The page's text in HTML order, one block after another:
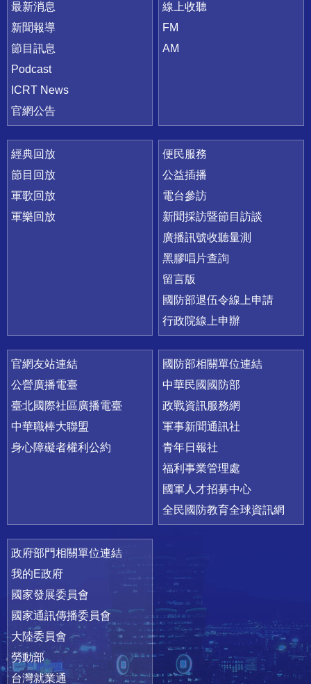
最新消息
新聞報導
節目訊息
Podcast
ICRT News
官網公告
線上收聽
FM
AM
經典回放
節目回放
軍歌回放
軍樂回放
便民服務
公益插播
電台參訪
新聞採訪暨節目訪談
廣播訊號收聽量測
黑膠唱片查詢
留言版
國防部退伍令線上申請
行政院線上申辦
官網友站連結
公營廣播電臺
臺北國際社區廣播電臺
中華職棒大聯盟
身心障礙者權利公約
國防部相關單位連結
中華民國國防部
政戰資訊服務網
軍事新聞通訊社
青年日報社
福利事業管理處
國軍人才招募中心
全民國防教育全球資訊網
政府部門相關單位連結
我的E政府
國家發展委員會
國家通訊傳播委員會
大陸委員會
勞動部
台灣就業通